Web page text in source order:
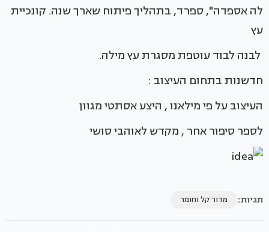
לה אספדה", ספרד, בתהליך פיתוח שארך שנה. קונכיית
עץ
לבנה לבוד עוטפת מסגרת עץ מילה.
חדשנות בתחום העיצוב :
העיצוב על פי מילאנו , היצע אסתטי מגוון
לספר סיפור אחר , מקדש לאוהבי סושי
תגיות: מדור קל וחומר